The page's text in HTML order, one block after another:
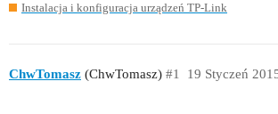
Instalacja i konfiguracja urządzeń TP-Link
ChwTomasz (ChwTomasz) 19 Styczeń
#1